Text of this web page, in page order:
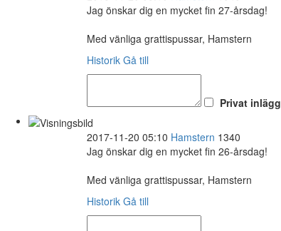
Jag önskar dig en mycket fin 27-årsdag!
Med vänliga grattispussar, Hamstern
Historik Gå till
Privat inlägg
2017-11-20 05:10 Hamstern 1340
Jag önskar dig en mycket fin 26-årsdag!
Med vänliga grattispussar, Hamstern
Historik Gå till